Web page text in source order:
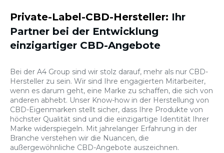
Private-Label-CBD-Hersteller: Ihr
Partner bei der Entwicklung
einzigartiger CBD-Angebote
Bei der A4 Group sind wir stolz darauf, mehr als nur CBD-
Hersteller zu sein. Wir sind Ihre engagierten Mitarbeiter,
wenn es darum geht, eine Marke zu schaffen, die sich von
anderen abhebt. Unser Know-how in der Herstellung von
CBD-Eigenmarken stellt sicher, dass Ihre Produkte von
höchster Qualität sind und die einzigartige Identität Ihrer
Marke widerspiegeln. Mit jahrelanger Erfahrung in der
Branche verstehen wir die Nuancen, die
außergewöhnliche CBD-Angebote auszeichnen.